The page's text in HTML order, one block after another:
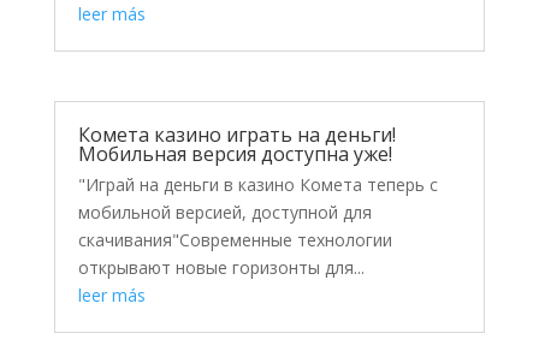
leer más
Комета казино играть на деньги!
Мобильная версия доступна уже!
"Играй на деньги в казино Комета теперь с
мобильной версией, доступной для
скачивания"Современные технологии
открывают новые горизонты для...
leer más